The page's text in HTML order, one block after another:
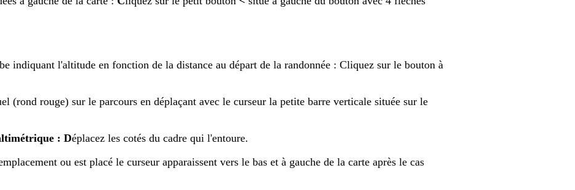
indiquant l'altitude en fonction de la distance au départ de la randonnée : Cliquez sur le bouton à
(rond rouge) sur le parcours en déplaçant avec le curseur la petite barre verticale située sur le
: Déplacez les cotés du cadre qui l'entoure.
ou est placé le curseur apparaissent vers le bas et à gauche de la carte après le cas